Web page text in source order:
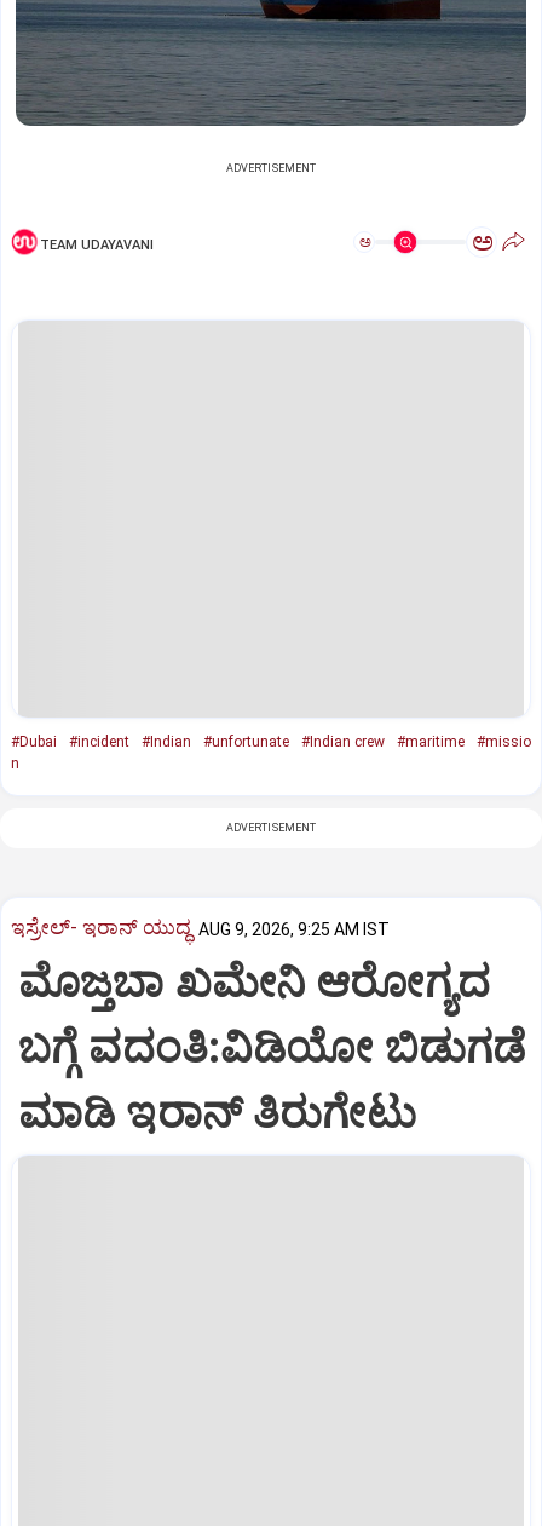
ADVERTISEMENT
TEAM UDAYAVANI ಅ ಅ
#Dubai #incident #Indian #unfortunate #Indian crew #maritime
#missio
n
ADVERTISEMENT
ಇಸ್ರೇಲ್- ಇರಾನ್‌ ಯುದ್ಧ AUG 9, 2026, 9:25 AM IST
ಮೊಜ್ತಬಾ ಖಮೇನಿ ಆರೋಗ್ಯದ
ಬಗ್ಗೆ ವದಂತಿ:ವಿಡಿಯೋ ಬಿಡುಗಡೆ
ಮಾಡಿ ಇರಾನ್‌ ತಿರುಗೇಟು